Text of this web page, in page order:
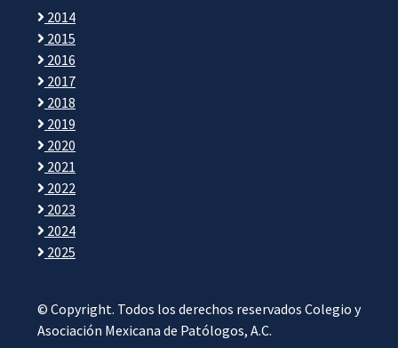
2014
2015
2016
2017
2018
2019
2020
2021
2022
2023
2024
2025
© Copyright. Todos los derechos reservados Colegio y
Asociación Mexicana de Patólogos, A.C.